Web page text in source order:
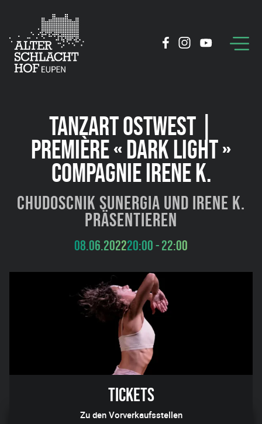
TANZART OSTWEST |
PREMIÈRE « DARK LIGHT »
COMPAGNIE IRENE K.
Chudoscnik Sunergia und Irene K.
präsentieren
08.06.202220:00 - 22:00
Tickets
Zu den Vorverkaufsstellen